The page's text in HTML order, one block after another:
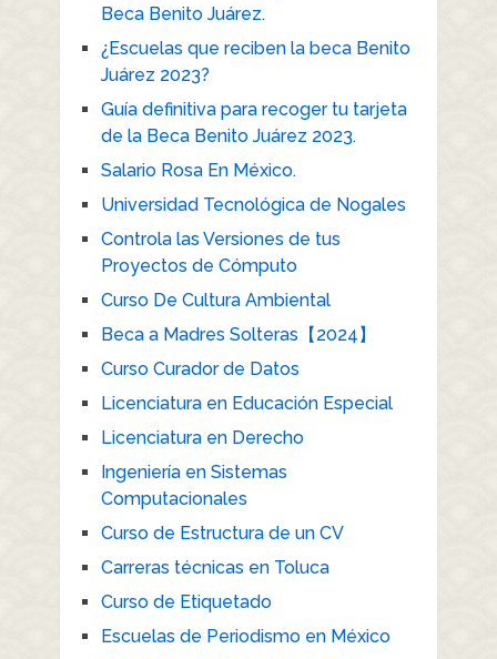
Beca Benito Juárez.
¿Escuelas que reciben la beca Benito
Juárez 2023?
Guía definitiva para recoger tu tarjeta
de la Beca Benito Juárez 2023.
Salario Rosa En México.
Universidad Tecnológica de Nogales
Controla las Versiones de tus
Proyectos de Cómputo
Curso De Cultura Ambiental
Beca a Madres Solteras【2024】
Curso Curador de Datos
Licenciatura en Educación Especial
Licenciatura en Derecho
Ingeniería en Sistemas
Computacionales
Curso de Estructura de un CV
Carreras técnicas en Toluca
Curso de Etiquetado
Escuelas de Periodismo en México